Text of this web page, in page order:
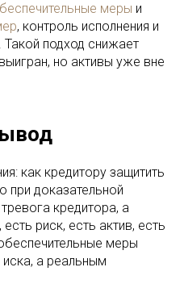
меры и
, контроль исполнения и
Такой подход снижает
но активы уже вне
как кредитору защитить
при доказательной
кредитора, а
риск, есть актив, есть
меры
а реальным